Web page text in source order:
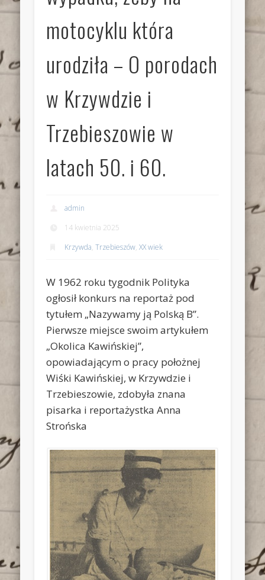
motocyklu która
urodziła – O porodach
w Krzywdzie i
Trzebieszowie w
latach 50. i 60.
admin
14 kwietnia 2025
Krzywda,Trzebieszów,XX wiek
W 1962 roku tygodnik Polityka
ogłosił konkurs na reportaż pod
tytułem „Nazywamy ją Polską B”.
Pierwsze miejsce swoim artykułem
„Okolica Kawińskiej”,
opowiadającym o pracy położnej
Wiśki Kawińskiej, w Krzywdzie i
Trzebieszowie, zdobyła znana
pisarka i reportażystka Anna
Strońska